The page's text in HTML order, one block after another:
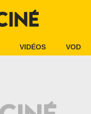
VIDÉOS VOD